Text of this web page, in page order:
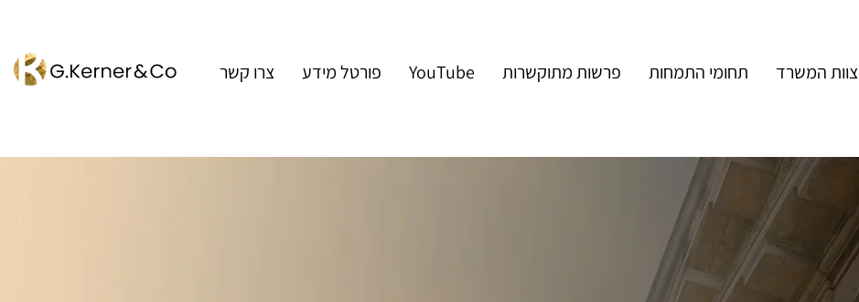
צוות המשרד תחומי התמחות פרשות מתוקשרות YouTube פורטל מידע צרו קשר